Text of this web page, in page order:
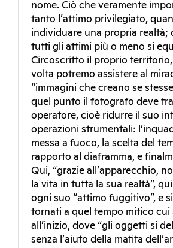
nome. Ciò che veramente
tanto l’attimo privilegiato,
individuare una propria realtà;
tutti gli attimi più o meno si
Circoscritto il proprio
volta potremo assistere al
“immagini che creano se
quel punto il fotografo deve
operatore, cioè ridurre il suo
operazioni strumentali:
messa a fuoco, la scelta del
rapporto al diaframma, e
Qui, “grazie all’apparecchio,
la vita in tutta la sua realtà”,
ogni suo “attimo fuggitivo”, e
tornati a quel tempo mitico cui
all’inizio, dove “gli oggetti si
senza l’aiuto della matita